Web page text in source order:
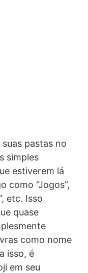
pastas no
simples
estiverem lá
como “Jogos”,
etc. Isso
quase
como nome
isso, é
em seu